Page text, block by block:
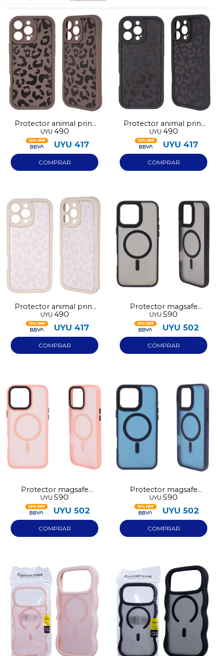
Protector animal print
marrón Iphone 17
UYU 490
UYU 417
Protector animal print
negro Iphone 17
UYU 490
UYU 417
Protector animal print
blanco Iphone 17
UYU 490
UYU 417
Protector magsafe
Iphone 17 negro
UYU 590
UYU 502
Protector magsafe
Iphone 17 rosa
UYU 590
UYU 502
Protector magsafe
Iphone 17 azul
UYU 590
UYU 502